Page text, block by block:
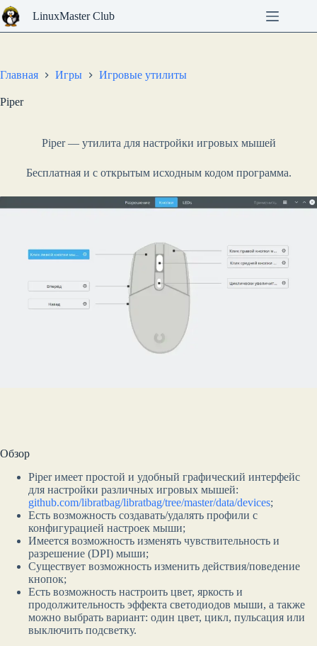
Перейти
к
сути
LinuxMaster Club
Главная Игры Игровые утилиты
Piper
Piper — утилита для настройки игровых мышей
Бесплатная и с открытым исходным кодом программа.
Обзор
Piper имеет простой и удобный графический интерфейс
для настройки различных игровых мышей:
github.com/libratbag/libratbag/tree/master/data/devices;
Есть возможность создавать/удалять профили с
конфигурацией настроек мыши;
Имеется возможность изменять чувствительность и
разрешение (DPI) мыши;
Существует возможность изменить действия/поведение
кнопок;
Есть возможность настроить цвет, яркость и
продолжительность эффекта светодиодов мыши, а также
можно выбрать вариант: один цвет, цикл, пульсация или
выключить подсветку.